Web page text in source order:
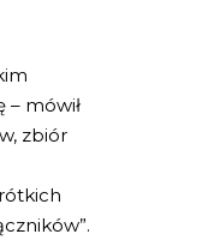
– mówił
zbiór